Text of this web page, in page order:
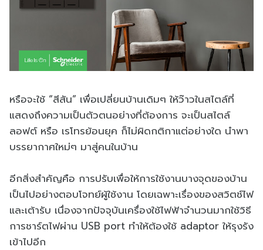
หรือจะใช้ “สีสัน” เพื่อเปลี่ยนบ้านเดิมๆ ให้ว๊าวในสไตล์ที่
แสดงถึงความเป็นตัวตนอย่างที่ต้องการ จะเป็นสไตล์
ลอฟต์ หรือ เรโทรย้อนยุค ก็ไม่ผิดกติกาแต่อย่างใด นำพา
บรรยากาศใหม่ๆ มาสู่คนในบ้าน
อีกสิ่งสำคัญคือ การปรับเพื่อให้การใช้งานบางจุดของบ้าน
เป็นไปอย่างตอบโจทย์ผู้ใช้งาน โดยเฉพาะเรื่องของสวิตช์ไฟ
และเต้ารับ เนื่องจากปัจจุบันเครื่องใช้ไฟฟ้าจำนวนมากใช้วิธี
การชาร์ตไฟผ่าน USB port ทำให้ต้องใช้ adaptor ให้รุงรัง
เข้าไปอีก